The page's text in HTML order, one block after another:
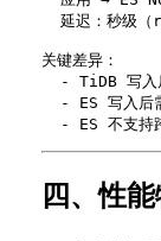
延迟：秒级（
关键差异：
- TiDB 写入
- ES 写入后
四、性